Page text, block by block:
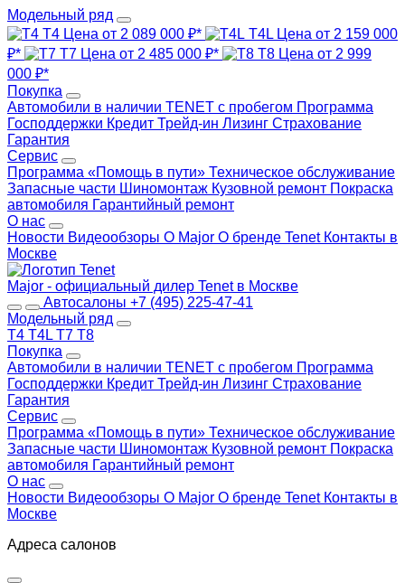
Модельный ряд
T4 Цена от 2 089 000 ₽* T4L Цена от 2 159 000
₽*
T7 Цена от 2 485 000 ₽* T8 Цена от 2 999
000 ₽*
Покупка
Автомобили в наличии TENET с пробегом Программа
Господдержки Кредит Трейд-ин Лизинг Страхование
Гарантия
Сервис
Программа «Помощь в пути» Техническое обслуживание
Запасные части Шиномонтаж Кузовной ремонт Покраска
автомобиля Гарантийный ремонт
О нас
Новости Видеообзоры О Major О бренде Tenet Контакты в
Москве
Major - официальный дилер Tenet в Москве
Автосалоны +7 (495) 225-47-41
Модельный ряд
T4 T4L T7 T8
Покупка
Автомобили в наличии TENET с пробегом Программа
Господдержки Кредит Трейд-ин Лизинг Страхование
Гарантия
Сервис
Программа «Помощь в пути» Техническое обслуживание
Запасные части Шиномонтаж Кузовной ремонт Покраска
автомобиля Гарантийный ремонт
О нас
Новости Видеообзоры О Major О бренде Tenet Контакты в
Москве
Адреса салонов